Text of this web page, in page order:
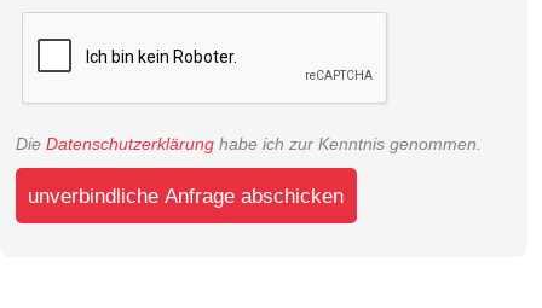
Die Datenschutzerklärung habe ich zur Kenntnis genommen.
unverbindliche Anfrage abschicken